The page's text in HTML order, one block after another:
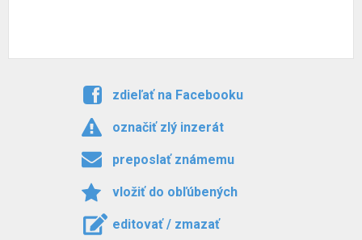
zdieľať na Facebooku
označiť zlý inzerát
preposlať známemu
vložiť do obľúbených
editovať / zmazať